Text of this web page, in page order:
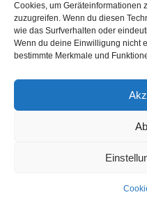
Cookies, um Geräteinformationen
zuzugreifen. Wenn du diesen
wie das Surfverhalten oder
Wenn du deine Einwilligung nicht
bestimmte Merkmale und
Loyalty
eCommerce
Künstliche Intelligenz
Best Retail Cases
Kontakt Redaktion
© GFM Nachrichten: